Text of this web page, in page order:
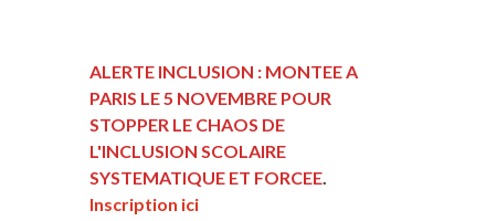
ALERTE INCLUSION : MONTEE A
PARIS LE 5 NOVEMBRE POUR
STOPPER LE CHAOS DE
L'INCLUSION SCOLAIRE
SYSTEMATIQUE ET FORCEE.
Inscription ici